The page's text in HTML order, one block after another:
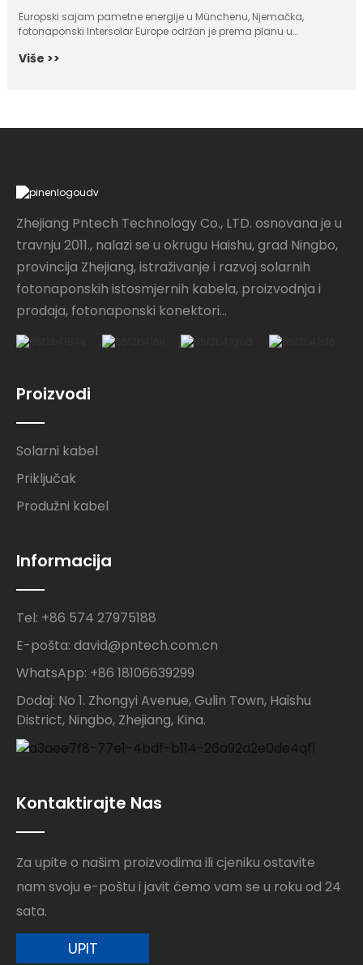
Europski sajam pametne energije u Münchenu, Njemačka,
fotonaponski Intersolar Europe održan je prema planu u
Više >>
Zhejiang Pntech Technology Co., LTD. osnovana je u
travnju 2011., nalazi se u okrugu Haishu, grad Ningbo,
provincija Zhejiang, istraživanje i razvoj solarnih
fotonaponskih istosmjernih kabela, proizvodnja i
prodaja, fotonaponski konektori...
Proizvodi
Solarni kabel
Priključak
Produžni kabel
Informacija
Tel: +86 574 27975188
E-pošta: david@pntech.com.cn
WhatsApp: +86 18106639299
Dodaj: No 1. Zhongyi Avenue, Gulin Town, Haishu
District, Ningbo, Zhejiang, Kina.
Kontaktirajte Nas
Za upite o našim proizvodima ili cjeniku ostavite
nam svoju e-poštu i javit ćemo vam se u roku od 24
sata.
UPIT